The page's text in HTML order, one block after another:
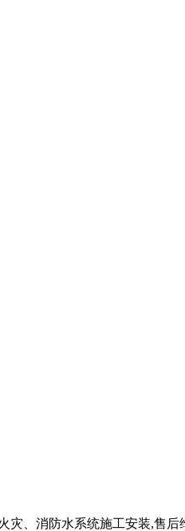
、消防水系统施工安装,售后